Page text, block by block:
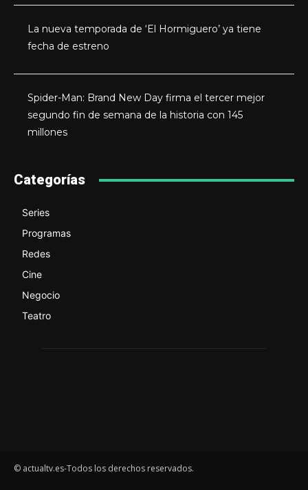
La nueva temporada de ‘El Hormiguero’ ya tiene
fecha de estreno
Spider-Man: Brand New Day firma el tercer mejor
segundo fin de semana de la historia con 145
millones
Categorías
Series
Programas
Redes
Cine
Negocio
Teatro
© actualtv.es-Todos los derechos reservados.